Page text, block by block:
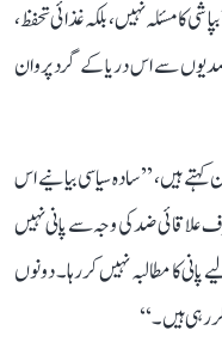
مسئلہ نہیں، بلکہ غذائی تحفظ،
سے اس دریا کے گرد پروان
ہیں، ’’سادہ سیاسی بیانیے اس
علاقائی ضد کی وجہ سے پانی نہیں
کا مطالبہ نہیں کر رہا۔ دونوں
کر رہی ہیں۔‘‘